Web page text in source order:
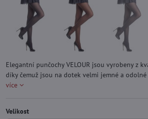
Elegantní punčochy VELOUR jsou vyrobeny z
díky čemuž jsou na dotek velmi jemné a
více
Velikost